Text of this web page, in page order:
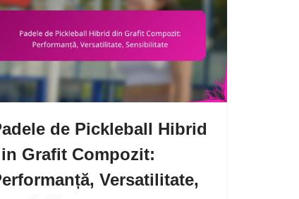
de Pickleball Hibrid
Grafit Compozit:
Versatilitate,